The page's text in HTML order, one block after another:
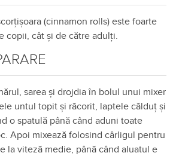
(cinnamon rolls) este foarte
copii, cât și de către adulți.
sarea și drojdia în bolul unui mixer
untul topit și răcorit, laptele călduț și
o spatulă până când aduni toate
Apoi mixează folosind cârligul pentru
la viteză medie, până când aluatul e